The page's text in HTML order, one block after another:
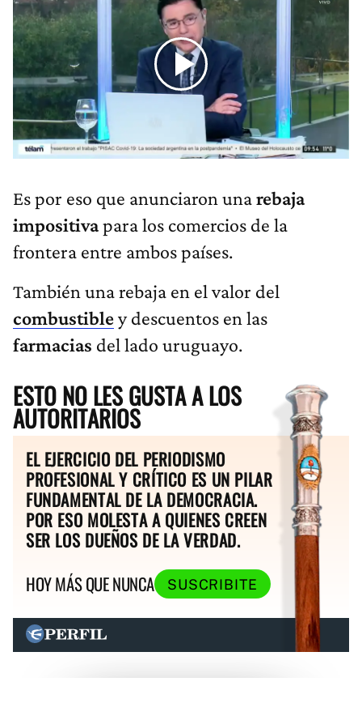
Es por eso que anunciaron unarebaja
impositivapara los comercios de la
frontera entre ambos países.
También una rebaja en el valor del
combustibley descuentos en las
farmacias del lado uruguayo.
ESTO NO LES GUSTA A LOS
AUTORITARIOS
EL EJERCICIO DEL PERIODISMO
PROFESIONAL Y CRÍTICO ES UN PILAR
FUNDAMENTAL DE LA DEMOCRACIA.
POR ESO MOLESTA A QUIENES CREEN
SER LOS DUEÑOS DE LA VERDAD.
HOY MÁS QUE NUNCA
SUSCRIBITE